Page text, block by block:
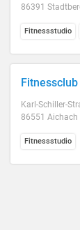
86391
Fitnessstudio
Karl-Schiller-
86551 Aichach
Fitnessstudio